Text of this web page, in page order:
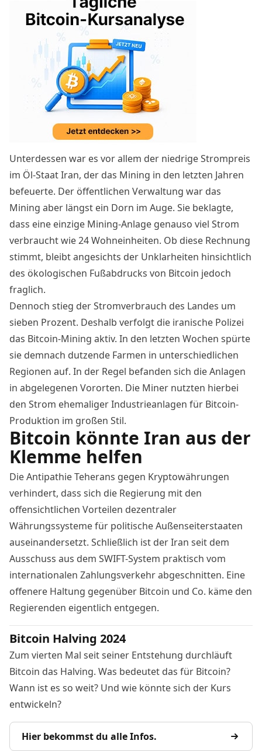
Unterdessen war es vor allem der niedrige Strompreis
im Öl-Staat Iran, der das Mining in den letzten Jahren
befeuerte. Der öffentlichen Verwaltung war das
Mining aber längst ein Dorn im Auge. Sie beklagte,
dass eine einzige Mining-Anlage genauso viel Strom
verbraucht wie 24 Wohneinheiten. Ob diese Rechnung
stimmt, bleibt angesichts der Unklarheiten hinsichtlich
des ökologischen Fußabdrucks von Bitcoin jedoch
fraglich.
Dennoch stieg der Stromverbrauch des Landes um
sieben Prozent. Deshalb verfolgt die iranische Polizei
das Bitcoin-Mining aktiv. In den letzten Wochen spürte
sie demnach dutzende Farmen in unterschiedlichen
Regionen auf. In der Regel befanden sich die Anlagen
in abgelegenen Vororten. Die Miner nutzten hierbei
den Strom ehemaliger Industrieanlagen für Bitcoin-
Produktion im großen Stil.
Bitcoin könnte Iran aus der
Klemme helfen
Die Antipathie Teherans gegen Kryptowährungen
verhindert, dass sich die Regierung mit den
offensichtlichen Vorteilen dezentraler
Währungssysteme für politische Außenseiterstaaten
auseinandersetzt. Schließlich ist der Iran seit dem
Ausschuss aus dem SWIFT-System praktisch vom
internationalen Zahlungsverkehr abgeschnitten. Eine
offenere Haltung gegenüber Bitcoin und Co. käme den
Regierenden eigentlich entgegen.
Bitcoin Halving 2024
Zum vierten Mal seit seiner Entstehung durchläuft
Bitcoin das Halving. Was bedeutet das für Bitcoin?
Wann ist es so weit? Und wie könnte sich der Kurs
entwickeln?
Hier bekommst du alle Infos.